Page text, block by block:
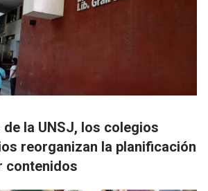
la UNSJ, los colegios
reorganizan la planificación
contenidos